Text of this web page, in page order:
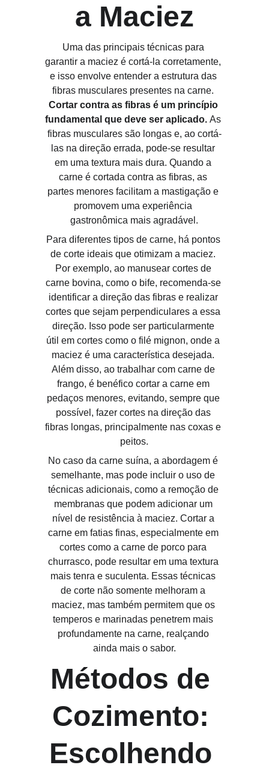
a Maciez
Uma das principais técnicas para
garantir a maciez é cortá-la corretamente,
e isso envolve entender a estrutura das
fibras musculares presentes na carne.
Cortar contra as fibras é um princípio
fundamental que deve ser aplicado. As
fibras musculares são longas e, ao cortá-
las na direção errada, pode-se resultar
em uma textura mais dura. Quando a
carne é cortada contra as fibras, as
partes menores facilitam a mastigação e
promovem uma experiência
gastronômica mais agradável.
Para diferentes tipos de carne, há pontos
de corte ideais que otimizam a maciez.
Por exemplo, ao manusear cortes de
carne bovina, como o bife, recomenda-se
identificar a direção das fibras e realizar
cortes que sejam perpendiculares a essa
direção. Isso pode ser particularmente
útil em cortes como o filé mignon, onde a
maciez é uma característica desejada.
Além disso, ao trabalhar com carne de
frango, é benéfico cortar a carne em
pedaços menores, evitando, sempre que
possível, fazer cortes na direção das
fibras longas, principalmente nas coxas e
peitos.
No caso da carne suína, a abordagem é
semelhante, mas pode incluir o uso de
técnicas adicionais, como a remoção de
membranas que podem adicionar um
nível de resistência à maciez. Cortar a
carne em fatias finas, especialmente em
cortes como a carne de porco para
churrasco, pode resultar em uma textura
mais tenra e suculenta. Essas técnicas
de corte não somente melhoram a
maciez, mas também permitem que os
temperos e marinadas penetrem mais
profundamente na carne, realçando
ainda mais o sabor.
Métodos de
Cozimento:
Escolhendo